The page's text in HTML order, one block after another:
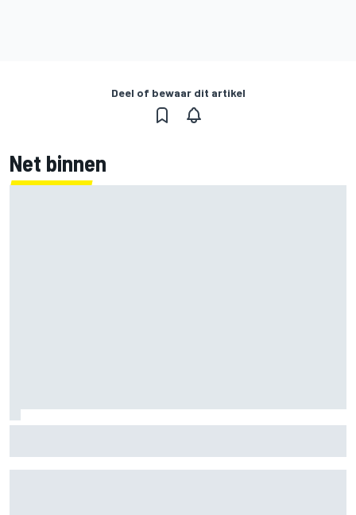
Deel of bewaar dit artikel
Net binnen